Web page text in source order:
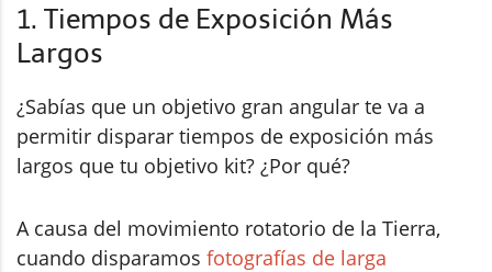
1. Tiempos de Exposición Más
Largos
¿Sabías que un objetivo gran angular te va a
permitir disparar tiempos de exposición más
largos que tu objetivo kit? ¿Por qué?
A causa del movimiento rotatorio de la Tierra,
cuando disparamos fotografías de larga